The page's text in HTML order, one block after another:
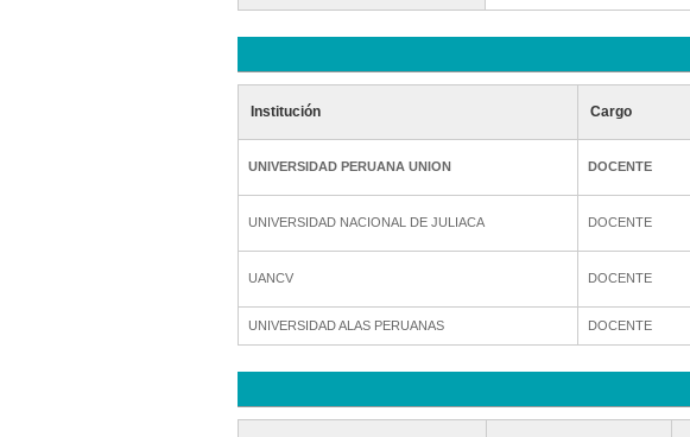
Institución Cargo
UNIVERSIDAD PERUANA UNION DOCENTE
UNIVERSIDAD NACIONAL DE JULIACA DOCENTE
UANCV DOCENTE
UNIVERSIDAD ALAS PERUANAS DOCENTE